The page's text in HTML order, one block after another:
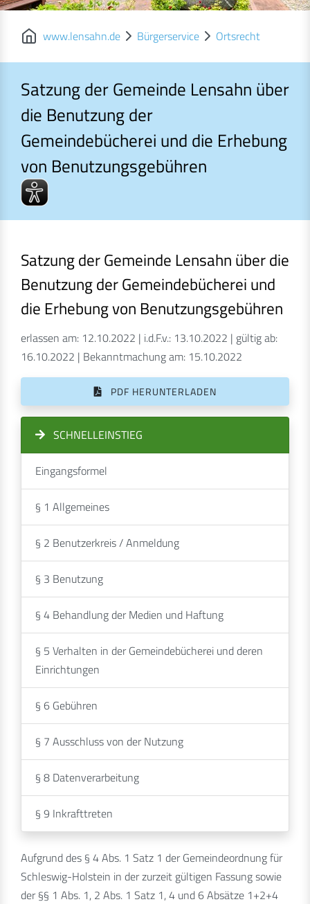
www.lensahn.de Bürgerservice Ortsrecht
Satzung der Gemeinde Lensahn über
die Benutzung der
Gemeindebücherei und die Erhebung
von Benutzungsgebühren
Satzung der Gemeinde Lensahn über die Benutzung der
Satzung der Gemeinde Lensahn über die
Benutzung der Gemeindebücherei und
die Erhebung von Benutzungsgebühren
erlassen am: 12.10.2022 | i.d.F.v.: 13.10.2022 | gültig ab:
16.10.2022 | Bekanntmachung am: 15.10.2022
Aufgrund des § 4 Abs. 1 Satz 1 der Gemeindeordnung für
Schleswig-Holstein in der zurzeit gültigen Fassung sowie
der §§ 1 Abs. 1, 2 Abs. 1 Satz 1, 4 und 6 Absätze 1+2+4
PDF HERUNTERLADEN
SCHNELLEINSTIEG
Eingangsformel
§ 1 Allgemeines
§ 2 Benutzerkreis / Anmeldung
§ 3 Benutzung
§ 4 Behandlung der Medien und Haftung
§ 5 Verhalten in der Gemeindebücherei und deren
Einrichtungen
§ 6 Gebühren
§ 7 Ausschluss von der Nutzung
§ 8 Datenverarbeitung
§ 9 Inkrafttreten